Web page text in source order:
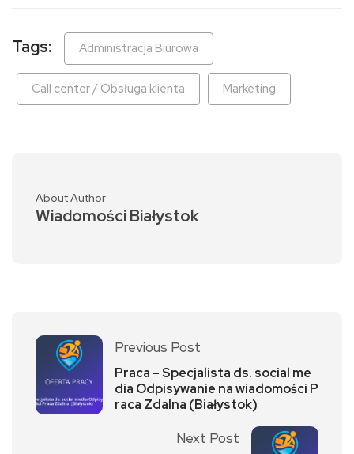
Tags: Administracja Biurowa
Call center / Obsługa klienta Marketing
About Author
Wiadomości Białystok
Previous Post
Praca – Specjalista ds. social me
dia Odpisywanie na wiadomości P
raca Zdalna (Białystok)
Next Post